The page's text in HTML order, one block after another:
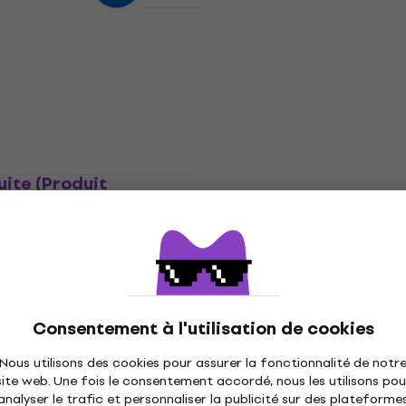
Consentement à l'utilisation de cookies
Nous utilisons des cookies pour assurer la fonctionnalité de notre
web. Une fois le consentement accordé, nous les utilisons
le trafic et personnaliser la publicité sur des
Swarm Reverb Waves Lofi Space
(Produit
Bundle (Produit
Plugins d'effets
86,70 €
Disponible en téléchargement
Comeback Kid (Produit numérique)
Plugins d'effets